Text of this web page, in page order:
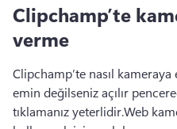
Clipchamp’te
verme
Clipchamp’te nasıl
emin değilseniz açılır
tıklamanız yeterlidir.Web